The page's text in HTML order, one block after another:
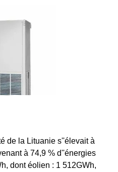
de la Lituanie s''élevait à
à 74,9 % d''énergies
dont éolien : 1 512GWh,